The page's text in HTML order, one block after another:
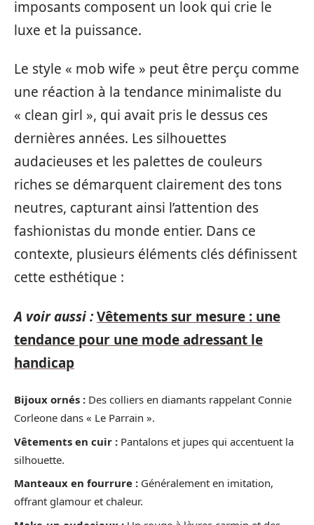
imposants composent un look qui crie le
luxe et la puissance.
Le style « mob wife » peut être perçu comme
une réaction à la tendance minimaliste du
« clean girl », qui avait pris le dessus ces
dernières années. Les silhouettes
audacieuses et les palettes de couleurs
riches se démarquent clairement des tons
neutres, capturant ainsi l’attention des
fashionistas du monde entier. Dans ce
contexte, plusieurs éléments clés définissent
cette esthétique :
A voir aussi :Vêtements sur mesure : une
tendance pour une mode adressant le
handicap
Bijoux ornés : Des colliers en diamants rappelant Connie
Corleone dans « Le Parrain ».
Vêtements en cuir : Pantalons et jupes qui accentuent la
silhouette.
Manteaux en fourrure : Généralement en imitation,
offrant glamour et chaleur.